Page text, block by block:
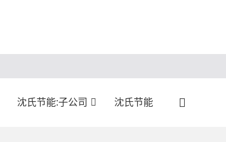
沈氏节能:子公司 沈氏节能